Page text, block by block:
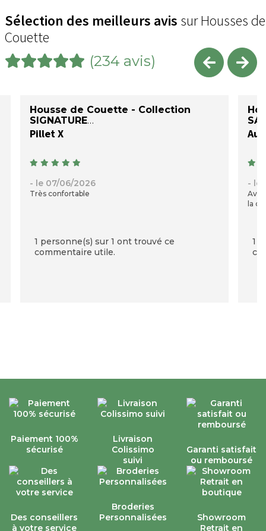
Sélection des meilleurs avis sur Housses de
Couette
(234 avis)
Housse de Couette - Collection
SIGNATURE
Pillet X
- le 07/06/2026
Très confortable
1 personne(s) sur 1 ont trouvé ce
commentaire utile.
- le
la
1
Paiement 100%
sécurisé
Livraison
Colissimo
suivi
Garanti satisfait
ou remboursé
Des conseillers
à votre service
Broderies
Personnalisées
Showroom
Retrait en